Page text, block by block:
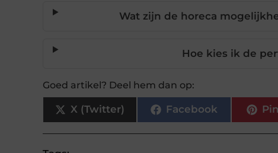
Wat zijn de horeca
Hoe kies ik de
Goed artikel? Deel hem dan op:
X (Twitter) Facebook